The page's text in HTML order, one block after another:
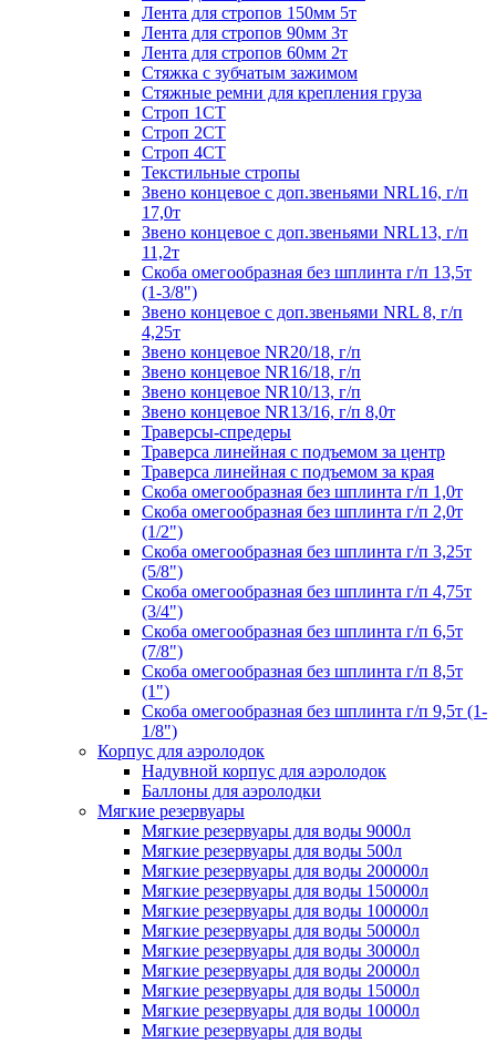
Лента для стропов 150мм 5т
Лента для стропов 90мм 3т
Лента для стропов 60мм 2т
Стяжка с зубчатым зажимом
Стяжные ремни для крепления груза
Строп 1СТ
Строп 2СТ
Строп 4СТ
Текстильные стропы
Звено концевое с доп.звеньями NRL16, г/п
17,0т
Звено концевое с доп.звеньями NRL13, г/п
11,2т
Скоба омегообразная без шплинта г/п 13,5т
(1-3/8")
Звено концевое с доп.звеньями NRL 8, г/п
4,25т
Звено концевое NR20/18, г/п
Звено концевое NR16/18, г/п
Звено концевое NR10/13, г/п
Звено концевое NR13/16, г/п 8,0т
Траверсы-спредеры
Траверса линейная с подъемом за центр
Траверса линейная с подъемом за края
Скоба омегообразная без шплинта г/п 1,0т
Скоба омегообразная без шплинта г/п 2,0т
(1/2")
Скоба омегообразная без шплинта г/п 3,25т
(5/8")
Скоба омегообразная без шплинта г/п 4,75т
(3/4")
Скоба омегообразная без шплинта г/п 6,5т
(7/8")
Скоба омегообразная без шплинта г/п 8,5т
(1")
Скоба омегообразная без шплинта г/п 9,5т (1-
1/8")
Корпус для аэролодок
Надувной корпус для аэролодок
Баллоны для аэролодки
Мягкие резервуары
Мягкие резервуары для воды 9000л
Мягкие резервуары для воды 500л
Мягкие резервуары для воды 200000л
Мягкие резервуары для воды 150000л
Мягкие резервуары для воды 100000л
Мягкие резервуары для воды 50000л
Мягкие резервуары для воды 30000л
Мягкие резервуары для воды 20000л
Мягкие резервуары для воды 15000л
Мягкие резервуары для воды 10000л
Мягкие резервуары для воды